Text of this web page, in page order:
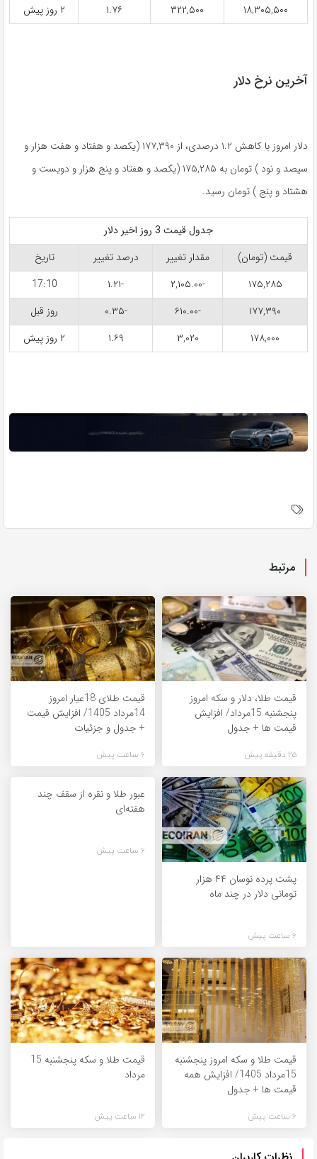
۱۸,۳۰۵,۵۰۰
۳۲۲,۵۰۰ ۱.۷۶ ۲ روز پیش
آخرین نرخ دلار
دلار امروز با کاهش ۱.۲ درصدی، از ۱۷۷,۳۹۰ (یکصد و هفتاد و هفت هزار و
سیصد و نود ) تومان به ۱۷۵,۲۸۵ (یکصد و هفتاد و پنج هزار و دویست و
هشتاد و پنج ) تومان رسید.
جدول قیمت 3 روز اخیر دلار
قیمت (تومان)
مقدار تغییر درصد تغییر
تاریخ
۱۷۵,۲۸۵
-۲,۱۰۵.۰۰ -۱.۲۱
17:10
۱۷۷,۳۹۰
-۶۱۰.۰۰ -۰.۳۵
روز قبل
۱۷۸,۰۰۰
۳,۰۲۰ ۱.۶۹ ۲ روز پیش
مرتبط
قیمت طلا، دلار و سکه امروز
پنجشنبه 15مرداد/ افزایش
قیمت ها + جدول
25 دقیقه پیش
قیمت طلای 18عیار امروز
14مرداد 1405/ افزایش قیمت
+ جدول و جزئیات
6 ساعت پیش
پشت پرده نوسان ۴۴ هزار
تومانی دلار در چند ماه
6 ساعت پیش
عبور طلا و نقره از سقف چند
هفته‌ای
6 ساعت پیش
قیمت طلا و سکه امروز پنجشنبه
15مرداد 1405/ افزایش همه
قیمت ها + جدول
6 ساعت پیش
قیمت طلا و سکه پنجشنبه 15
مرداد
12 ساعت پیش